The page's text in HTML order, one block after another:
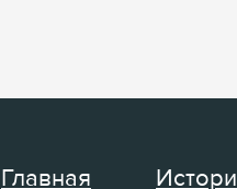
Главная